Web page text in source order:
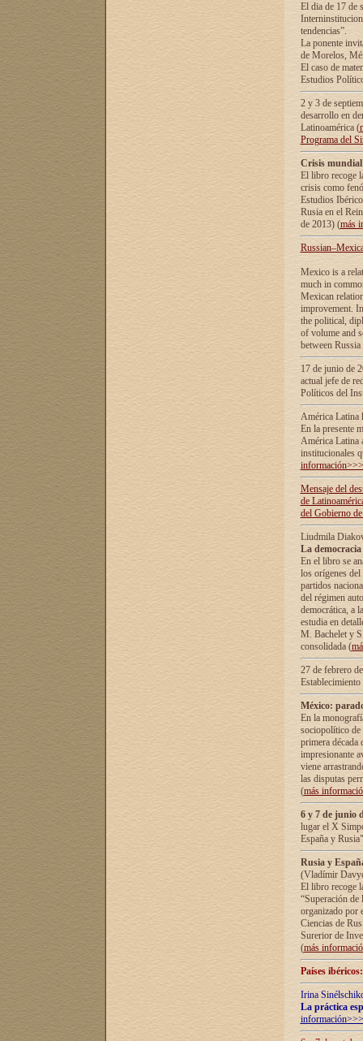
El dia de 17 de
tendencias”.
La ponente
de Morelos,
El caso de
Estudios
2 y 3 de
desarrollo en
Latinoamérica (
Programa del
Crisis
El libro recoge
crisis como
Estudios
Rusia en el
de 2013) (más
Mexico is a
much in
Mexican
improvement.
the political,
of volume and
between
17 de junio de
actual jefe de
Políticos del
América Latina
En la presente
América Latina
institucionales
información>>>
Mensaje del
de
del Gobierno
Liudmila
La
En el libro se
los orígenes
partidos
del régimen
democrática, а
estudia en
М. Bachelet у
consolidada (
27 de febrero
México:
En la
sociopolítico de
primera década
impresionante
viene
las disputas
(más
6 y 7 de junio
lugar el X
España y
Rusia y
(Vladímir
El libro recoge
“Superación
organizado por
Ciencias de
Surerior de
(más
Países
Irina
La práctica
información>>>